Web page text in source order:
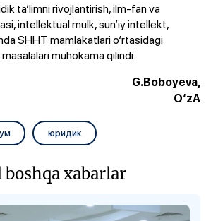
ta’limni rivojlantirish, ilm-fan va
intellektual mulk, sun’iy intellekt,
SHHT mamlakatlari o‘rtasidagi
muhokama qilindi.
G.Boboyeva,
O‘zA
юридик
xabarlar